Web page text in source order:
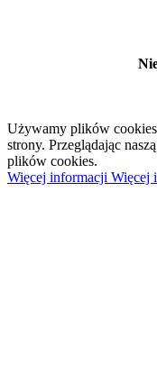
Używamy plików
strony. Przeglądając
plików cookies.
Więcej informacji Więcej